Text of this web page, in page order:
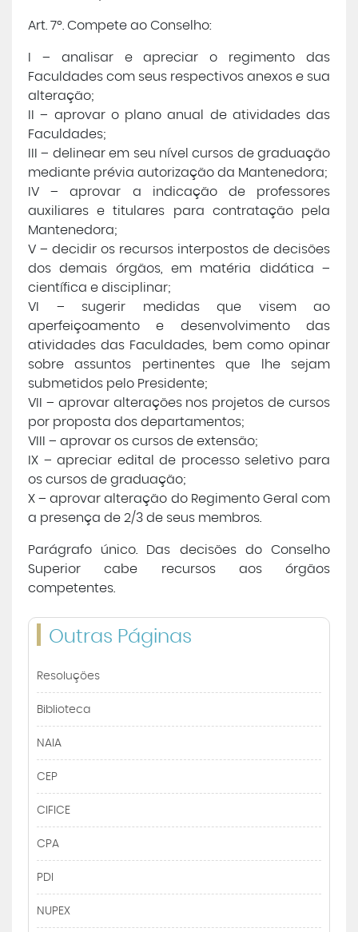
Art. 7º. Compete ao Conselho:
I – analisar e apreciar o regimento das
Faculdades com seus respectivos anexos e sua
alteração;
II – aprovar o plano anual de atividades das
Faculdades;
III – delinear em seu nível cursos de graduação
mediante prévia autorização da Mantenedora;
IV – aprovar a indicação de professores
auxiliares e titulares para contratação pela
Mantenedora;
V – decidir os recursos interpostos de decisões
dos demais órgãos, em matéria didática –
científica e disciplinar;
VI – sugerir medidas que visem ao
aperfeiçoamento e desenvolvimento das
atividades das Faculdades, bem como opinar
sobre assuntos pertinentes que lhe sejam
submetidos pelo Presidente;
VII – aprovar alterações nos projetos de cursos
por proposta dos departamentos;
VIII – aprovar os cursos de extensão;
IX – apreciar edital de processo seletivo para
os cursos de graduação;
X – aprovar alteração do Regimento Geral com
a presença de 2/3 de seus membros.
Parágrafo único. Das decisões do Conselho
Superior cabe recursos aos órgãos
competentes.
Outras Páginas
Resoluções
Biblioteca
NAIA
CEP
CIFICE
CPA
PDI
NUPEX